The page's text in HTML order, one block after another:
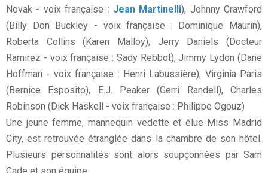
Novak - voix française : Jean Martinelli), Johnny Crawford
(Billy Don Buckley - voix française : Dominique Maurin),
Roberta Collins (Karen Malloy), Jerry Daniels (Docteur
Ramirez - voix française : Sady Rebbot), Jimmy Lydon (Dane
Hoffman - voix française : Henri Labussière), Virginia Paris
(Bernice Esposito), E.J. Peaker (Gerri Randell), Charles
Robinson (Dick Haskell - voix française : Philippe Ogouz)
Une jeune femme, mannequin vedette et élue Miss Madrid
City, est retrouvée étranglée dans la chambre de son hôtel.
Plusieurs personnalités sont alors soupçonnées par Sam
Cade et son équipe.